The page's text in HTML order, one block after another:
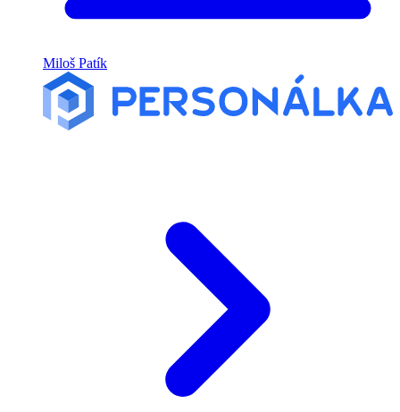
Miloš Patík